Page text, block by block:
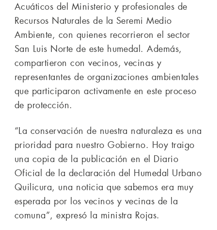
Acuáticos del Ministerio y profesionales de
Recursos Naturales de la Seremi Medio
Ambiente, con quienes recorrieron el sector
San Luis Norte de este humedal. Además,
compartieron con vecinos, vecinas y
representantes de organizaciones ambientales
que participaron activamente en este proceso
de protección.
“La conservación de nuestra naturaleza es una
prioridad para nuestro Gobierno. Hoy traigo
una copia de la publicación en el Diario
Oficial de la declaración del Humedal Urbano
Quilicura, una noticia que sabemos era muy
esperada por los vecinos y vecinas de la
comuna”, expresó la ministra Rojas.